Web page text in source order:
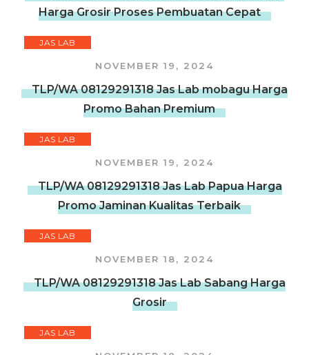
Harga Grosir Proses Pembuatan Cepat
JAS LAB
NOVEMBER 19, 2024
TLP/WA 08129291318 Jas Lab mobagu Harga
Promo Bahan Premium
JAS LAB
NOVEMBER 19, 2024
TLP/WA 08129291318 Jas Lab Papua Harga
Promo Jaminan Kualitas Terbaik
JAS LAB
NOVEMBER 18, 2024
TLP/WA 08129291318 Jas Lab Sabang Harga
Grosir
JAS LAB